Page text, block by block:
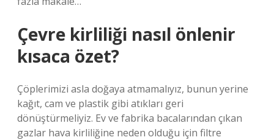
Çevre kirliliği nasıl önlenir
kısaca özet?
Çöplerimizi asla doğaya atmamalıyız, bunun yerine
kağıt, cam ve plastik gibi atıkları geri
dönüştürmeliyiz. Ev ve fabrika bacalarından çıkan
gazlar hava kirliliğine neden olduğu için filtre